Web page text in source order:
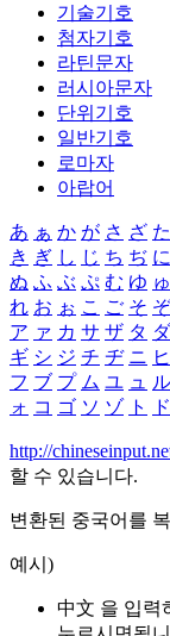
기술기호
첨자기호
라틴문자
러시아문자
단위기호
일반기호
로마자
아랍어
あ ぁ か が さ ざ た
き ぎ し じ ち ぢ に
ぬ ふ ぶ ぷ む ゆ ゅ
れ お ぉ こ ご そ ぞ
ア ァ カ サ ザ タ ダ
ギ シ ジ チ ヂ ニ ヒ
フ ブ プ ム ユ ュ ル
ォ コ ゴ ソ ゾ ト ド
http://
할 수 있습니다.
변환된 중국어를
예시)
中文 을 입력